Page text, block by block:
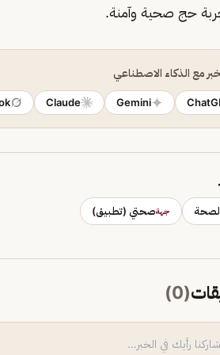
حج صحية وآمنة.
مع الذكاء الاصطناعي
Gemini
Claude
الصحة جهةصحتي (تطبيق)
(
0
)